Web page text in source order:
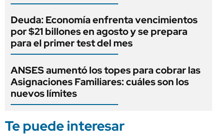
Deuda: Economía enfrenta vencimientos
por $21 billones en agosto y se prepara
para el primer test del mes
ANSES aumentó los topes para cobrar las
Asignaciones Familiares: cuáles son los
nuevos límites
Te puede interesar